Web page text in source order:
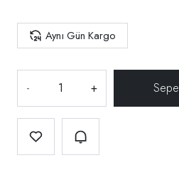
Aynı Gün Kargo
- +